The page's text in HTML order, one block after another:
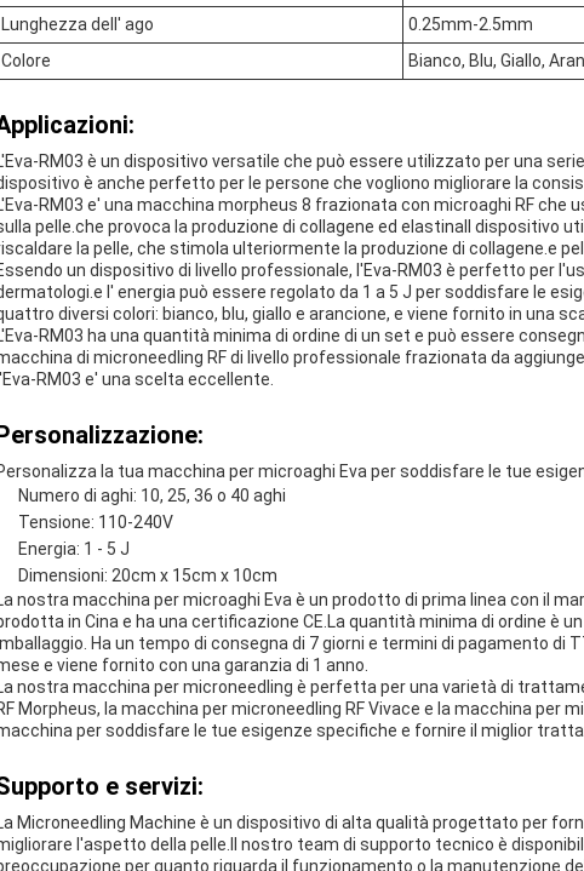
Lunghezza dell' ago
0.25mm-2.5mm
Colore
Bianco, Blu, Giallo,
RM03 è un dispositivo versatile che può essere utilizzato per una
è anche perfetto per le persone che vogliono migliorare la
RM03 e' una macchina morpheus 8 frazionata con microaghi RF che
pelle.che provoca la produzione di collagene ed elastinaIl dispositivo
la pelle, che stimola ulteriormente la produzione di collagene.e
un dispositivo di livello professionale, l'Eva-RM03 è perfetto per
l' energia può essere regolato da 1 a 5 J per soddisfare le
diversi colori: bianco, blu, giallo e arancione, e viene fornito in una
RM03 ha una quantità minima di ordine di un set e può essere
di microneedling RF di livello professionale frazionata da
RM03 e' una scelta eccellente.
la tua macchina per microaghi Eva per soddisfare le tue
Numero di aghi: 10, 25, 36 o 40 aghi
Tensione: 110-240V
Energia: 1 - 5 J
Dimensioni: 20cm x 15cm x 10cm
nostra macchina per microaghi Eva è un prodotto di prima linea con il
in Cina e ha una certificazione CE.La quantità minima di ordine è
Ha un tempo di consegna di 7 giorni e termini di pagamento di
e viene fornito con una garanzia di 1 anno.
nostra macchina per microneedling è perfetta per una varietà di
Morpheus, la macchina per microneedling RF Vivace e la macchina per
per soddisfare le tue esigenze specifiche e fornire il miglior
e servizi:
Microneedling Machine è un dispositivo di alta qualità progettato per
l'aspetto della pelle.Il nostro team di supporto tecnico è
per quanto riguarda il funzionamento o la manutenzione